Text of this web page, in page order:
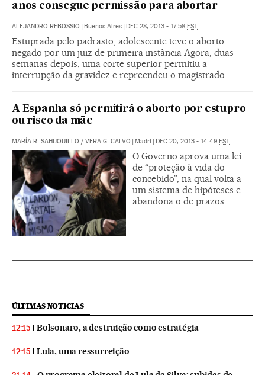
anos consegue permissão para abortar
ALEJANDRO REBOSSIO | Buenos Aires | DEC 28, 2013 - 17:58 EST
Estuprada pelo padrasto, adolescente teve o aborto
negado por um juiz de primeira instância Agora, duas
semanas depois, uma corte superior permitiu a
interrupção da gravidez e repreendeu o magistrado
A Espanha só permitirá o aborto por estupro
ou risco da mãe
MARÍA R. SAHUQUILLO / VERA G. CALVO | Madri | DEC 20, 2013 - 14:49 EST
O Governo aprova uma lei
de “proteção à vida do
concebido”, na qual volta a
um sistema de hipóteses e
abandona o de prazos
ÚLTIMAS NOTICIAS
12:15 Bolsonaro, a destruição como estratégia
12:15 Lula, uma ressurreição